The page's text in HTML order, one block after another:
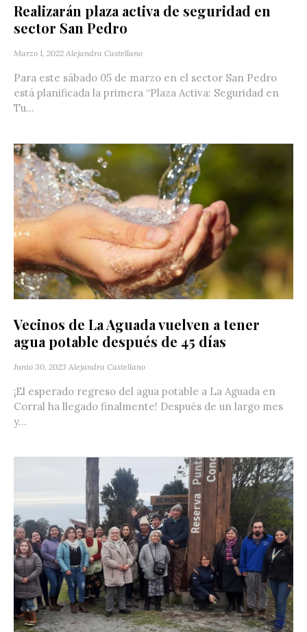
Realizarán plaza activa de seguridad en
sector San Pedro
Marzo 1, 2022 Alejandra Castellano
Para este sábado 05 de marzo en el sector San Pedro
está planificada la primera “Plaza Activa: Seguridad en
Tu...
Vecinos de La Aguada vuelven a tener
agua potable después de 45 días
Junio 30, 2023 Alejandra Castellano
¡El esperado regreso del agua potable a La Aguada en
Corral ha llegado finalmente! Después de un largo mes
y...